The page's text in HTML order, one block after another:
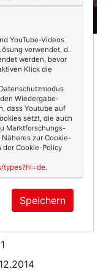
vom Tölzer
können selbst
Ein
ich mir nicht
Stupsen!)
Tage! Und
1
YouTube-Videos
verwendet, d.
werden, bevor
Klick die
Wiedergabe-
dass Youtube auf
setzt, die auch
Marktforschungs-
zur Cookie-
der Cookie-Policy
types?hl=de.
Speichern